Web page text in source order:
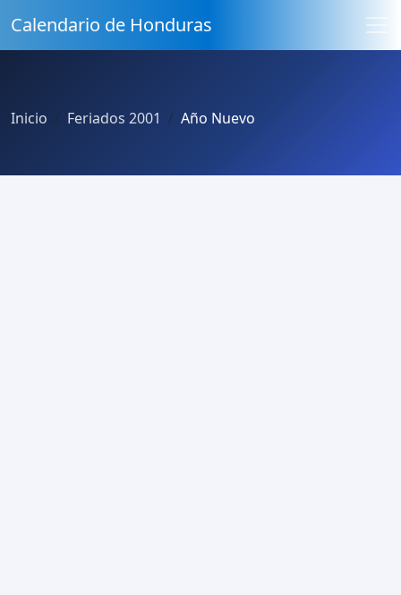
Calendario de Honduras
Inicio Feriados 2001 Año Nuevo